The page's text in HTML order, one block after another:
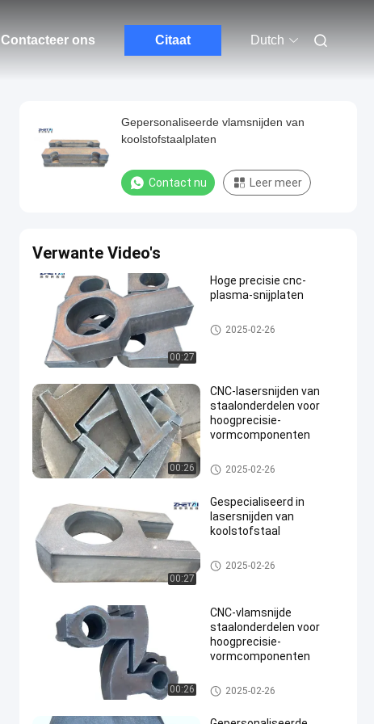
Contacteer ons Citaat Dutch
Gepersonaliseerde vlamsnijden van
koolstofstaalplaten
Contact nu Leer meer
Verwante Video's
00:27
Hoge precisie cnc-
plasma-snijplaten
Gesneden staalplaat
2025-02-26
00:26
CNC-lasersnijden van
staalonderdelen voor
hoogprecisie-
vormcomponenten
Gesneden staalplaat
2025-02-26
00:27
Gespecialiseerd in
lasersnijden van
koolstofstaal
Gesneden staalplaat
2025-02-26
00:26
CNC-vlamsnijde
staalonderdelen voor
hoogprecisie-
vormcomponenten
Gesneden staalplaat
2025-02-26